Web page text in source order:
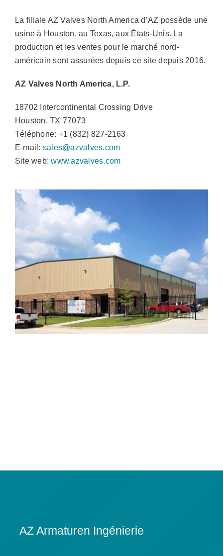
La filiale AZ Valves North America d’AZ possède une
usine à Houston, au Texas, aux États-Unis. La
production et les ventes pour le marché nord-
américain sont assurées depuis ce site depuis 2016.
AZ Valves North America, L.P.
18702 Intercontinental Crossing Drive
Houston, TX 77073
Téléphone: +1 (832) 827-2163
E-mail: sales@azvalves.com
Site web:www.azvalves.com
AZ Armaturen Ingénierie